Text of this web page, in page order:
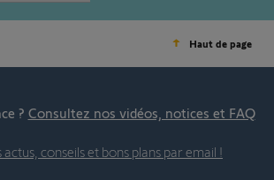
Haut de page
? Consultez nos vidéos, notices et FAQ
actus, conseils et bons plans par email !